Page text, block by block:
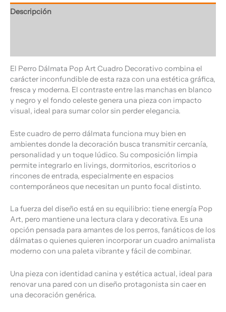
Descripción
El Perro Dálmata Pop Art Cuadro Decorativo combina el
carácter inconfundible de esta raza con una estética gráfica,
fresca y moderna. El contraste entre las manchas en blanco
y negro y el fondo celeste genera una pieza con impacto
visual, ideal para sumar color sin perder elegancia.
Este cuadro de perro dálmata funciona muy bien en
ambientes donde la decoración busca transmitir cercanía,
personalidad y un toque lúdico. Su composición limpia
permite integrarlo en livings, dormitorios, escritorios o
rincones de entrada, especialmente en espacios
contemporáneos que necesitan un punto focal distinto.
La fuerza del diseño está en su equilibrio: tiene energía Pop
Art, pero mantiene una lectura clara y decorativa. Es una
opción pensada para amantes de los perros, fanáticos de los
dálmatas o quienes quieren incorporar un cuadro animalista
moderno con una paleta vibrante y fácil de combinar.
Una pieza con identidad canina y estética actual, ideal para
renovar una pared con un diseño protagonista sin caer en
una decoración genérica.